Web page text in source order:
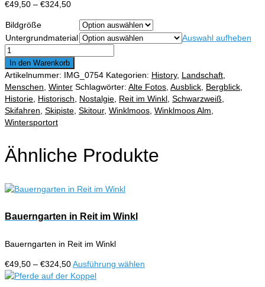
€49,50 – €324,50Preisspanne:
€324,50
Bildgröße
Untergrundmaterial
Auswahl aufheben
Zwei
Skifahrerinnen
bei
der
Rast
mit
Blick
Kaisergebirge
Menge
In den Warenkorb
Artikelnummer: IMG_0754 Kategorien: History, Landschaft
Menschen Winter Schlagwörter: Alte Fotos Ausblick Bergblick
Historie Historisch Nostalgie Reit im Winkl Schwarzweiß
Skifahren Skipiste Skitour, Winklmoos Winklmoos Alm
Wintersportort
Ähnliche Produkte
Bauerngarten in Reit im Winkl
Bauerngarten in Reit im Winkl
€49,50 – €324,50Preisspanne:
€49,50
Ausführung wählen